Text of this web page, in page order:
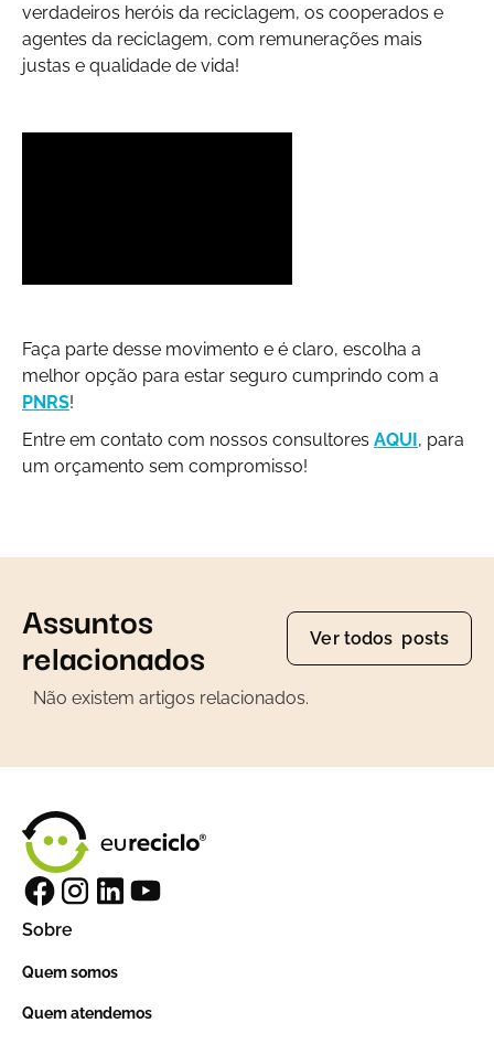
verdadeiros heróis da reciclagem, os cooperados e
agentes da reciclagem, com remunerações mais
justas e qualidade de vida!
Faça parte desse movimento e é claro, escolha a
melhor opção para estar seguro cumprindo com a
PNRS!
Entre em contato com nossos consultores AQUI , para
um orçamento sem compromisso!
Assuntos
relacionados Ver todos posts
Não existem artigos relacionados.
Sobre
Quem somos
Quem atendemos